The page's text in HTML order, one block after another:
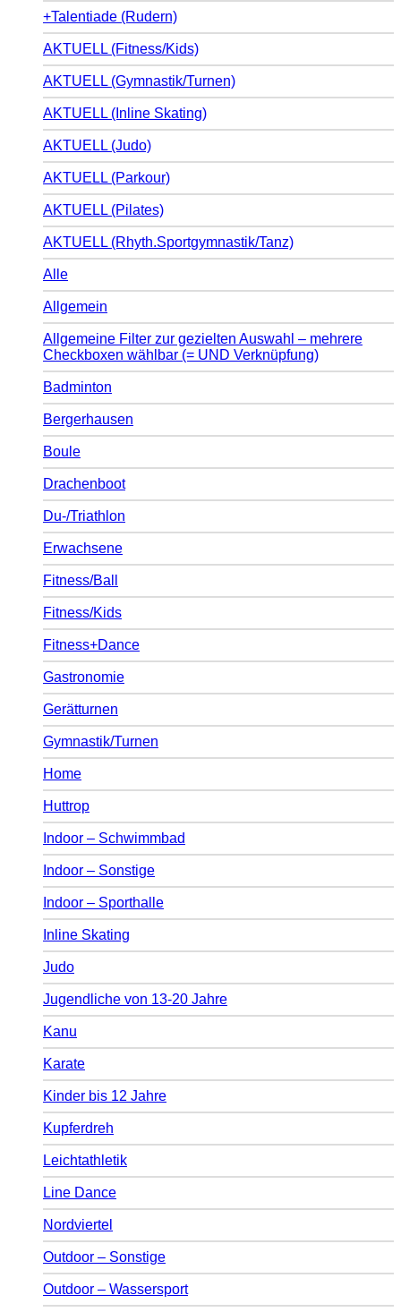
+Talentiade (Rudern)
AKTUELL (Fitness/Kids)
AKTUELL (Gymnastik/Turnen)
AKTUELL (Inline Skating)
AKTUELL (Judo)
AKTUELL (Parkour)
AKTUELL (Pilates)
AKTUELL (Rhyth.Sportgymnastik/Tanz)
Alle
Allgemein
Allgemeine Filter zur gezielten Auswahl – mehrere
Checkboxen wählbar (= UND Verknüpfung)
Badminton
Bergerhausen
Boule
Drachenboot
Du-/Triathlon
Erwachsene
Fitness/Ball
Fitness/Kids
Fitness+Dance
Gastronomie
Gerätturnen
Gymnastik/Turnen
Home
Huttrop
Indoor – Schwimmbad
Indoor – Sonstige
Indoor – Sporthalle
Inline Skating
Judo
Jugendliche von 13-20 Jahre
Kanu
Karate
Kinder bis 12 Jahre
Kupferdreh
Leichtathletik
Line Dance
Nordviertel
Outdoor – Sonstige
Outdoor – Wassersport